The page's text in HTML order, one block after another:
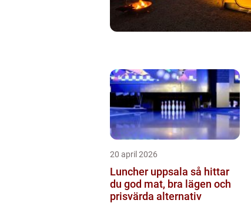
20 april 2026
Luncher uppsala så hittar
du god mat, bra lägen och
prisvärda alternativ